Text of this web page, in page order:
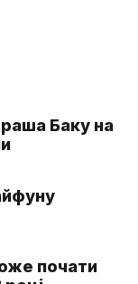
Баку на
почати